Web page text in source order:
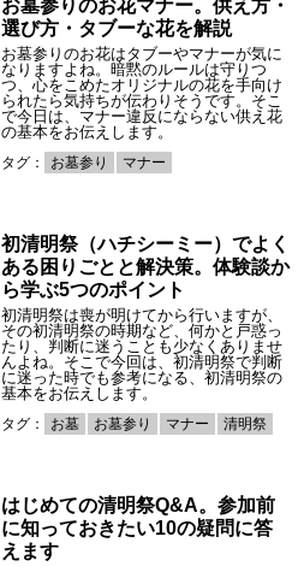
お墓参りのお花マナー。供え方・
選び方・タブーな花を解説
お墓参りのお花はタブーやマナーが気に
なりますよね。暗黙のルールは守りつ
つ、心をこめたオリジナルの花を手向け
られたら気持ちが伝わりそうです。そこ
で今日は、マナー違反にならない供え花
の基本をお伝えします。
タグ： お墓参り マナー
初清明祭（ハチシーミー）でよく
ある困りごとと解決策。体験談か
ら学ぶ5つのポイント
初清明祭は喪が明けてから行いますが、
その初清明祭の時期など、何かと戸惑っ
たり、判断に迷うことも少なくありませ
んよね。そこで今回は、初清明祭で判断
に迷った時でも参考になる、初清明祭の
基本をお伝えします。
タグ： お墓 お墓参り マナー 清明祭
はじめての清明祭Q&A。参加前
に知っておきたい10の疑問に答
えます